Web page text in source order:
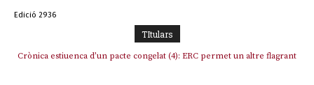
Edició 2936
TItulars
Crònica estiuenca d’un pacte congelat (4): ERC permet un altre flagrant
Rufián boicoteja l’estratègia d’acostament a Junts d’Oriol Junqueras